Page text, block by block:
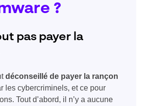
?
pas payer la
déconseillé de payer la rançon
les cybercriminels, et ce pour
Tout d’abord, il n’y a aucune